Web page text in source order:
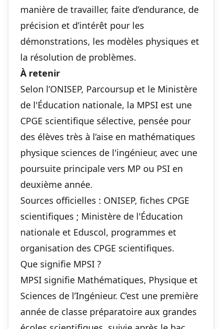
manière de travailler, faite d’endurance, de
précision et d’intérêt pour les
démonstrations, les modèles physiques et
la résolution de problèmes.
À retenir
Selon l’ONISEP, Parcoursup et le Ministère
de l'Éducation nationale, la MPSI est une
CPGE scientifique sélective, pensée pour
des élèves très à l’aise en mathématiques
physique sciences de l'ingénieur, avec une
poursuite principale vers MP ou PSI en
deuxième année.
Sources officielles : ONISEP, fiches CPGE
scientifiques ; Ministère de l'Éducation
nationale et Eduscol, programmes et
organisation des CPGE scientifiques.
Que signifie MPSI ?
MPSI signifie Mathématiques, Physique et
Sciences de l’Ingénieur. C’est une première
année de classe préparatoire aux grandes